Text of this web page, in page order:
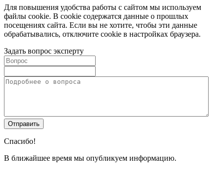
Для повышения удобства работы с сайтом мы используем
файлы cookie. В cookie содержатся данные о прошлых
посещениях сайта. Если вы не хотите, чтобы эти данные
обрабатывались, отключите cookie в настройках браузера.
Задать вопрос эксперту
Спасибо!
В ближайшее время мы опубликуем информацию.